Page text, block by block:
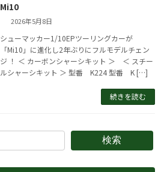
Mi10
2026年5月8日
シューマッカー1/10EPツーリングカーが
「Mi10」に進化し2年ぶりにフルモデルチェン
ジ ！ ＜ カーボンシャーシキット ＞ ＜ スチー
ルシャーシキット ＞ 型番 K224 型番 K […]
続きを読む
検索